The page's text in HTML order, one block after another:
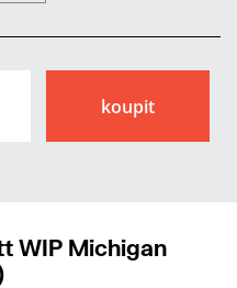
WIP Michigan